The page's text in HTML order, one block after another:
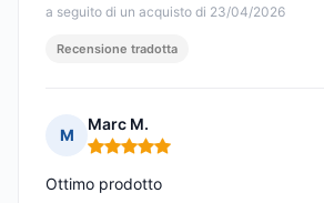
a seguito di un acquisto di 23/04/2026
Recensione tradotta
M
Marc M.
Nota: 5 su 5
Ottimo prodotto